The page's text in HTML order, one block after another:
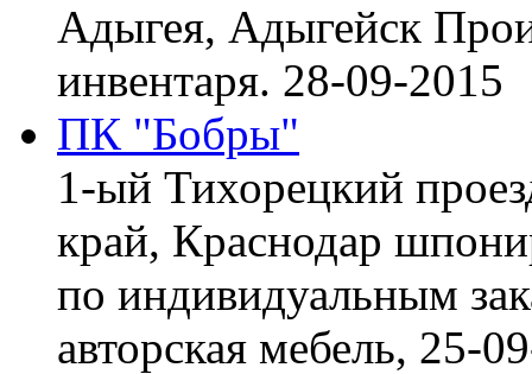
Адыгея, Адыгейск
инвентаря. 28-09-2015
ПК "Бобры"
1-ый Тихорецкий
край, Краснодар
по индивидуальным
авторская мебель, 25-